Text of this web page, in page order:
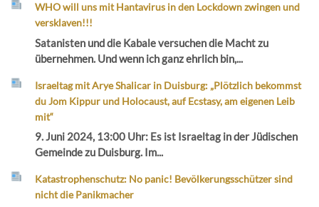
WHO will uns mit Hantavirus in den Lockdown zwingen und
versklaven!!!
Satanisten und die Kabale versuchen die Macht zu
übernehmen. Und wenn ich ganz ehrlich bin,...
Israeltag mit Arye Shalicar in Duisburg: „Plötzlich bekommst
du Jom Kippur und Holocaust, auf Ecstasy, am eigenen Leib
mit“
9. Juni 2024, 13:00 Uhr: Es ist Israeltag in der Jüdischen
Gemeinde zu Duisburg. Im...
Katastrophenschutz: No panic! Bevölkerungsschützer sind
nicht die Panikmacher